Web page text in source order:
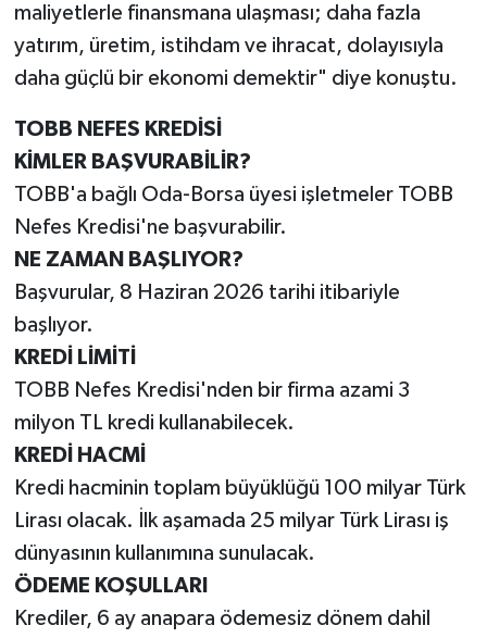
maliyetlerle finansmana ulaşması; daha fazla
yatırım, üretim, istihdam ve ihracat, dolayısıyla
daha güçlü bir ekonomi demektir" diye konuştu.
TOBB NEFES KREDİSİ
KİMLER BAŞVURABİLİR?
TOBB'a bağlı Oda-Borsa üyesi işletmeler TOBB
Nefes Kredisi'ne başvurabilir.
NE ZAMAN BAŞLIYOR?
Başvurular, 8 Haziran 2026 tarihi itibariyle
başlıyor.
KREDİ LİMİTİ
TOBB Nefes Kredisi'nden bir firma azami 3
milyon TL kredi kullanabilecek.
KREDİ HACMİ
Kredi hacminin toplam büyüklüğü 100 milyar Türk
Lirası olacak. İlk aşamada 25 milyar Türk Lirası iş
dünyasının kullanımına sunulacak.
ÖDEME KOŞULLARI
Krediler, 6 ay anapara ödemesiz dönem dahil